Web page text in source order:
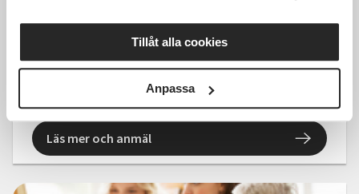
Tillåt alla cookies
Anpassa
Yoga Mindfulness
8 Tillfällen
Läs mer och anmäl